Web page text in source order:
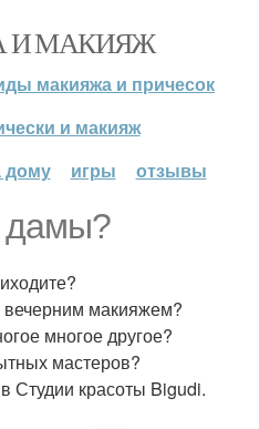
И МАКИЯЖ
макияжа и причесок
и макияж
дому
игры отзывы
дамы?
вечерним макияжем?
многое другое?
мастеров?
Студии красоты Bigudi.